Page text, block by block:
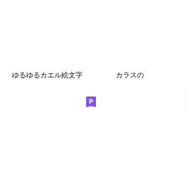
ゆるゆるカエル絵文字 カラスの